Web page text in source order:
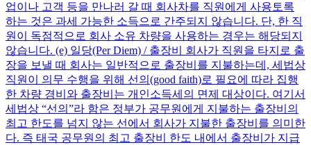
업이나 고객 등을 만나러 갈 때 회사차를 직원에게 사용토록
하는 것은 과세 가능한 소득으로 간주되지 않습니다. 단, 한 직
원이 독점적으로 회사 소유 차량을 사용하는 경우는 해당되지
않습니다. (e) 일당(Per Diem) / 출장비 회사가 직원을 타지로 출
장을 보낼 때 회사는 일반적으로 출장비를 지불하는데, 세법상
직원이 의무 수행을 위해 선의(good faith)로 필요에 따라 집행
한 차량 경비와 출장비는 개인소득세의 면제 대상이다. 여기서
세법상 “선의”라 함은 정부가 공무원에게 지불하는 출장비의
최고 한도를 넘지 않는 선에서 회사가 지불한 출장비를 의미한
다. 즉 태국 공무원의 최고 출장비 한도 내에서 출장비가 지급